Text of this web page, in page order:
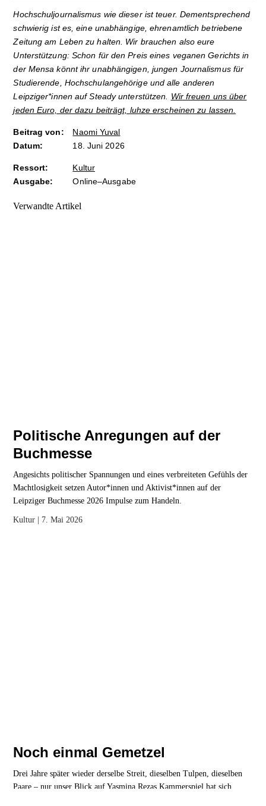
Hochschuljournalismus wie dieser ist teuer. Dementsprechend
schwierig ist es, eine unabhängige, ehrenamtlich betriebene
Zeitung am Leben zu halten. Wir brauchen also eure
Unterstützung: Schon für den Preis eines veganen Gerichts in
der Mensa könnt ihr unabhängigen, jungen Journalismus für
Studierende, Hochschulangehörige und alle anderen
Leipziger*innen auf Steady unterstützen. Wir freuen uns über
jeden Euro, der dazu beiträgt, luhze erscheinen zu lassen.
Beitrag von:
Naomi Yuval
Datum:
18. Juni 2026
Ressort:
Kultur
Ausgabe:
Online–Ausgabe
Verwandte Artikel
Politische Anregungen auf der
Buchmesse
Angesichts politischer Spannungen und eines verbreiteten Gefühls der
Machtlosigkeit setzen Autor*innen und Aktivist*innen auf der
Leipziger Buchmesse 2026 Impulse zum Handeln.
Kultur | 7. Mai 2026
Noch einmal Gemetzel
Drei Jahre später wieder derselbe Streit, dieselben Tulpen, dieselben
Paare – nur unser Blick auf Yasmina Rezas Kammerspiel hat sich